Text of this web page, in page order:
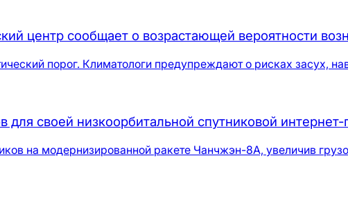
центр сообщает о возрастающей вероятности
порог. Климатологи предупреждают о рисках засух,
для своей низкоорбитальной спутниковой интернет-
на модернизированной ракете Чанчжэн-8A, увеличив